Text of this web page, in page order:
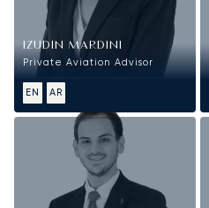
IZUDIN MARDINI
Private Aviation Advisor
EN AR